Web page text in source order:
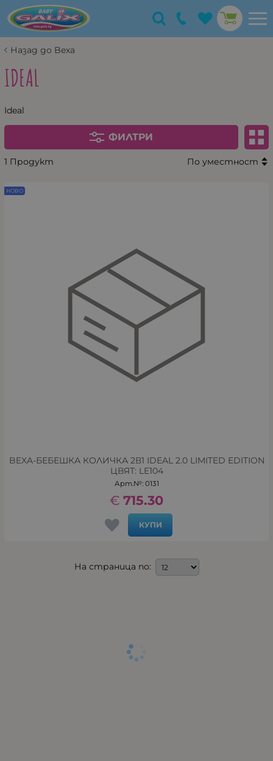
Назад до Bexa
IDEAL
Ideal
ФИЛТРИ
1 Продукт По уместност
BEXA-БЕБЕШКА КОЛИЧКА 2В1 IDEAL 2.0 LIMITED EDITION
ЦВЯТ: LE104
Арт.№: 0131
715.30
€
КУПИ
НОВО
На страница по: